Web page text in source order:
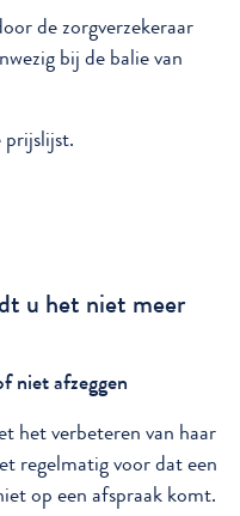
de zorgverzekeraar
bij de balie van
u het niet meer
niet afzeggen
het verbeteren van haar
regelmatig voor dat een
op een afspraak komt.